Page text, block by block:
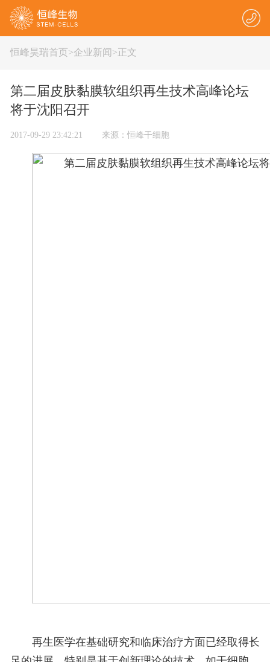
恒峰昊瑞首页>企业新闻 >正文
第二届皮肤黏膜软组织再生技术高峰论坛
将于沈阳召开
2017-09-29 23:42:21 来源：恒峰干细胞
再生医学在基础研究和临床治疗方面已经取得长